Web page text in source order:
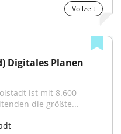
Vollzeit
Digitales Planen
ist mit 8.600
die größte...